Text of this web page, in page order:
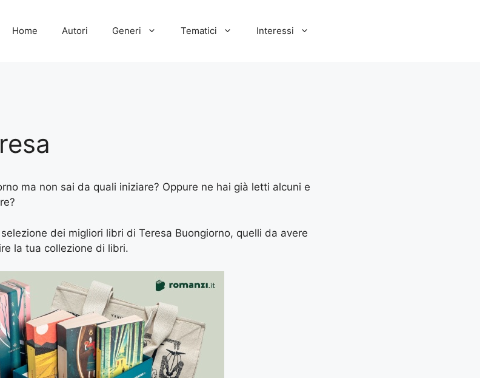
Home Autori Generi Tematici Interessi
ma non sai da quali iniziare? Oppure ne hai già letti alcuni e
dei migliori libri di Teresa Buongiorno, quelli da avere
la tua collezione di libri.